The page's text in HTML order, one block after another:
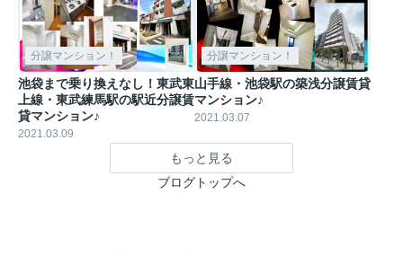
分譲マンション！
池袋まで乗り換えなし！東武東
上線・東武練馬駅の駅近分譲賃
貸マンション♪
2021.03.09
分譲マンション！
山手線・池袋駅の築浅分譲賃貸
マンション♪
2021.03.07
もっと見る
ブログトップへ